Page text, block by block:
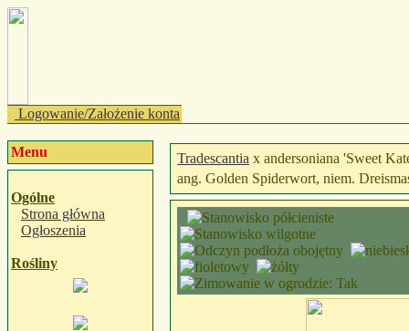
Logowanie/Założenie konta
Menu
Ogólne
Strona główna
Ogłoszenia
Rośliny
Tradescantia x andersoniana 'Sweet
ang. Golden Spiderwort, niem.